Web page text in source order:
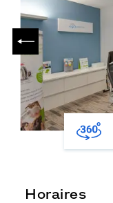
PRÉCÉDENT
Horaires